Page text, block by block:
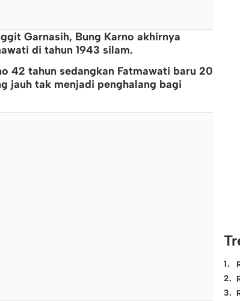
Garnasih, Bung Karno akhirnya
di tahun 1943 silam.
42 tahun sedangkan Fatmawati baru 20
jauh tak menjadi penghalang bagi
1.
2.
3.